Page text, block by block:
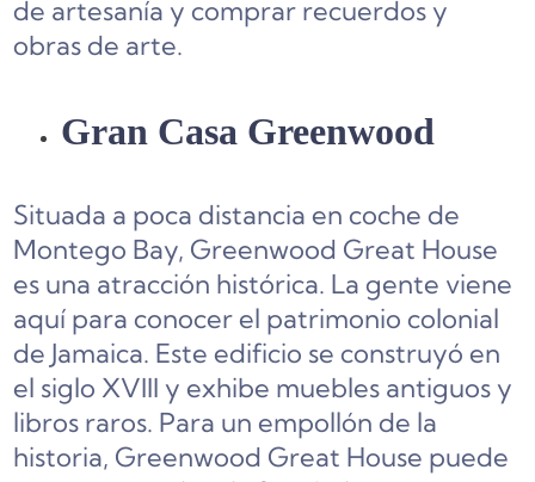
de artesanía y comprar recuerdos y
obras de arte.
Gran Casa Greenwood
Situada a poca distancia en coche de
Montego Bay, Greenwood Great House
es una atracción histórica. La gente viene
aquí para conocer el patrimonio colonial
de Jamaica. Este edificio se construyó en
el siglo XVIII y exhibe muebles antiguos y
libros raros. Para un empollón de la
historia, Greenwood Great House puede